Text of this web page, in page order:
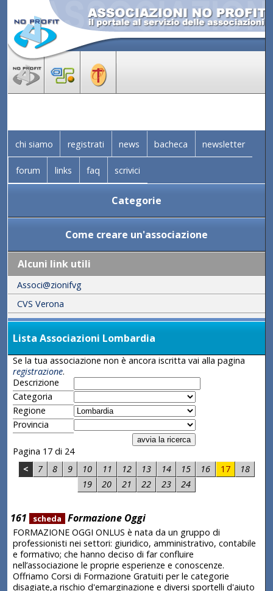
chi siamo registrati news bacheca newsletter
forum links faq scrivici
Categorie
Come creare un'associazione
Alcuni link utili
Associ@zionifvg
CVS Verona
Lista Associazioni Lombardia
Se la tua associazione non è ancora iscritta vai alla pagina
registrazione.
Descrizione
Categoria
Regione
Provincia
Pagina 17 di 24
<
7 8 9 10 11 12 13 14 15 16 17
18
19
20 21 22 23 24
161 scheda Formazione Oggi
FORMAZIONE OGGI ONLUS è nata da un gruppo di
professionisti nei settori: giuridico, amministrativo, contabile
e formativo; che hanno deciso di far confluire
nell’associazione le proprie esperienze e conoscenze.
Offriamo Corsi di Formazione Gratuiti per le categorie
disagiate,a rischio d'emarginazione e diversi sportelli d'aiuto